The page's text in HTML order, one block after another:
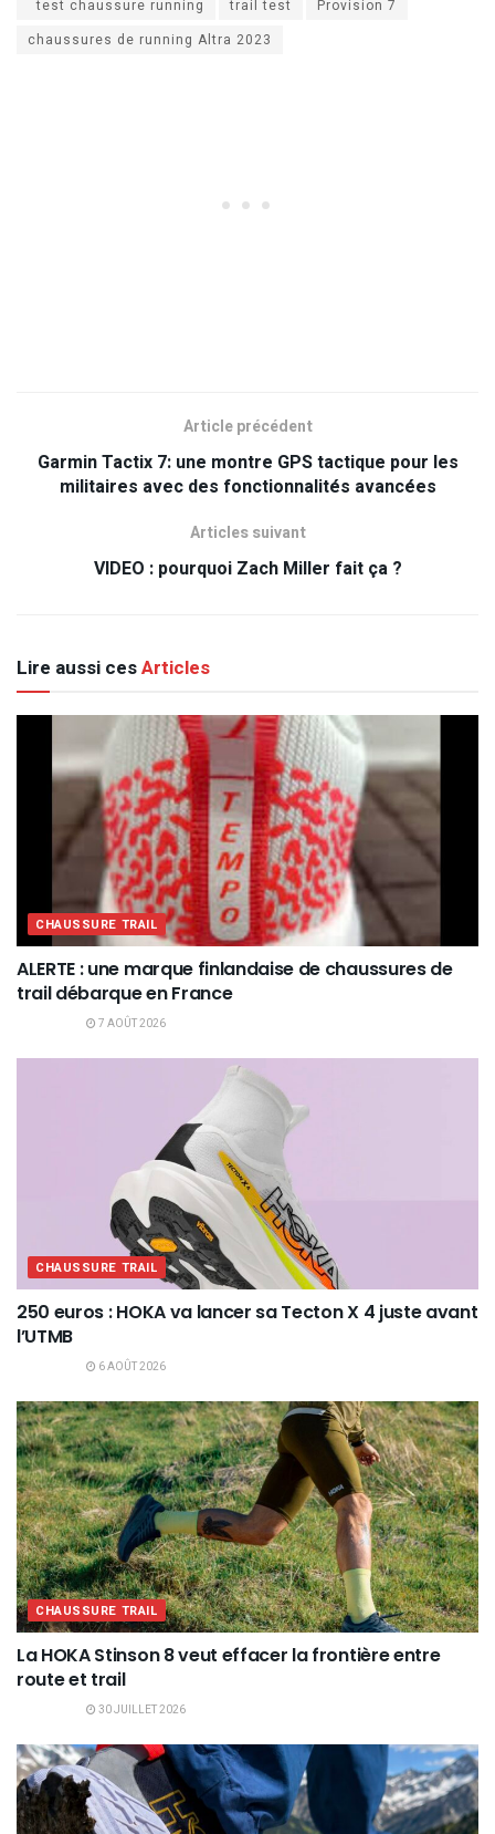
test chaussure running
trail test
Provision 7
chaussures de running Altra 2023
Article précédent
Garmin Tactix 7: une montre GPS tactique pour les
militaires avec des fonctionnalités avancées
Articles suivant
VIDEO : pourquoi Zach Miller fait ça ?
Lire aussi cesArticles
CHAUSSURE TRAIL
ALERTE : une marque finlandaise de chaussures de
trail débarque en France
7 AOÛT 2026
CHAUSSURE TRAIL
250 euros : HOKA va lancer sa Tecton X 4 juste avant
l’UTMB
6 AOÛT 2026
CHAUSSURE TRAIL
La HOKA Stinson 8 veut effacer la frontière entre
route et trail
30 JUILLET 2026